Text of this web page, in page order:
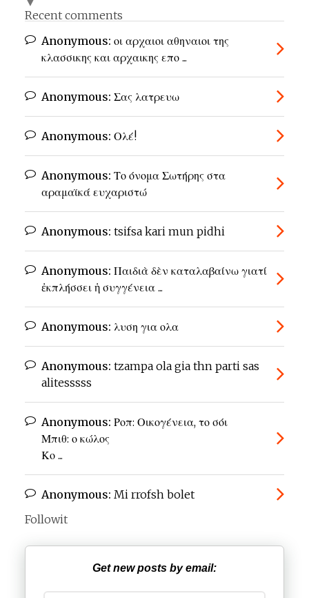
Recent comments
Anonymous: οι αρχαιοι αθηναιοι της
κλασσικης και αρχαικης επο ...
Anonymous: Σας λατρευω
Anonymous: Ολέ!
Anonymous: Το όνομα Σωτήρης στα
αραμαϊκά ευχαριστώ
Anonymous: tsifsa kari mun pidhi
Anonymous: Παιδιὰ δὲν καταλαβαίνω γιατί
ἐκπλήσσει ἡ συγγένεια ...
Anonymous: λυση για ολα
Anonymous: tzampa ola gia thn parti sas
alitesssss
Anonymous: Ροπ: Οικογένεια, το σόι
Μπιθ: ο κώλος
Κο ...
Anonymous: Mi rrofsh bolet
Followit
Get new posts by email: